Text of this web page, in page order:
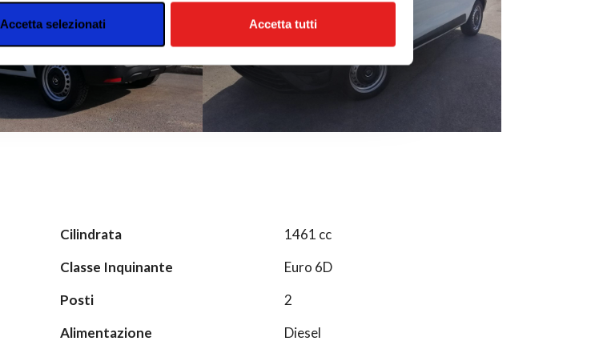
Accetta selezionati Accetta tutti
Cilindrata
1461 cc
Classe Inquinante
Euro 6D
Posti
2
Alimentazione
Diesel